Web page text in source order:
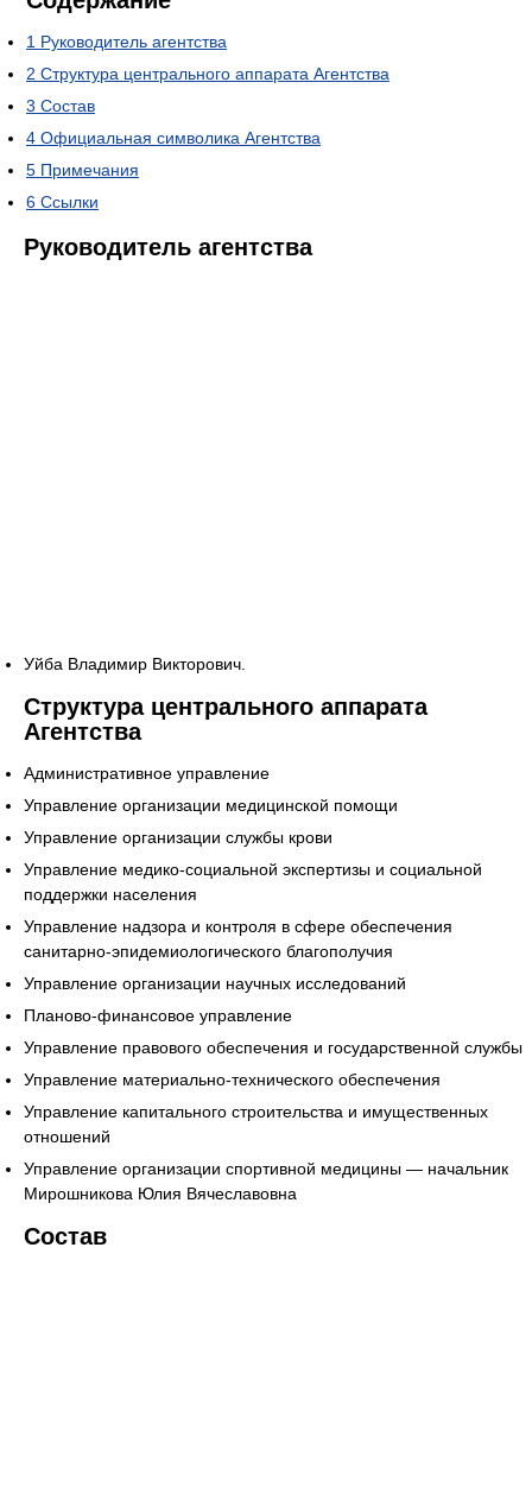
1 Руководитель агентства
2 Структура центрального аппарата Агентства
3 Состав
4 Официальная символика Агентства
5 Примечания
6 Ссылки
Руководитель агентства
Уйба Владимир Викторович.
Структура центрального аппарата
Агентства
Административное управление
Управление организации медицинской помощи
Управление организации службы крови
Управление медико-социальной экспертизы и социальной
поддержки населения
Управление надзора и контроля в сфере обеспечения
санитарно-эпидемиологического благополучия
Управление организации научных исследований
Планово-финансовое управление
Управление правового обеспечения и государственной службы
Управление материально-технического обеспечения
Управление капитального строительства и имущественных
отношений
Управление организации спортивной медицины — начальник
Мирошникова Юлия Вячеславовна
Состав